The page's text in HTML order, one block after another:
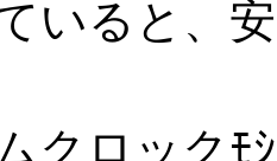
いると、
クロックﾓ